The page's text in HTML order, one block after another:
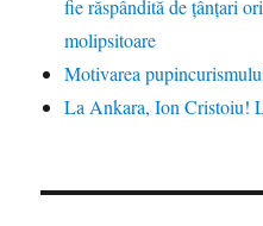
fie răspândită de țânțari
molipsitoare
Motivarea
La Ankara, Ion Cristoiu!